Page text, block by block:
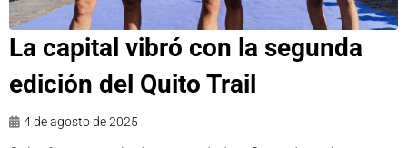
La capital vibró con la segunda
edición del Quito Trail
4 de agosto de 2025